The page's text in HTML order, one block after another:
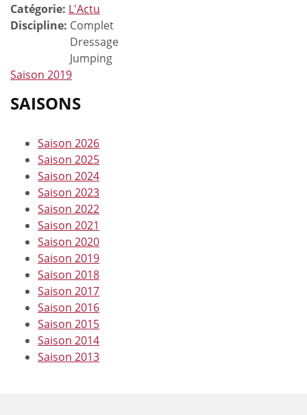
Catégorie: L'Actu
Discipline: Complet
Dressage
Jumping
Saison 2019
SAISONS
Saison 2026
Saison 2025
Saison 2024
Saison 2023
Saison 2022
Saison 2021
Saison 2020
Saison 2019
Saison 2018
Saison 2017
Saison 2016
Saison 2015
Saison 2014
Saison 2013